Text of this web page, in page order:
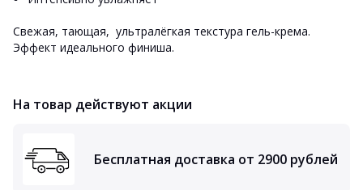
Свежая, тающая, ультралёгкая текстура гель-крема.
Эффект идеального финиша.
На товар действуют акции
Бесплатная доставка от 2900 рублей